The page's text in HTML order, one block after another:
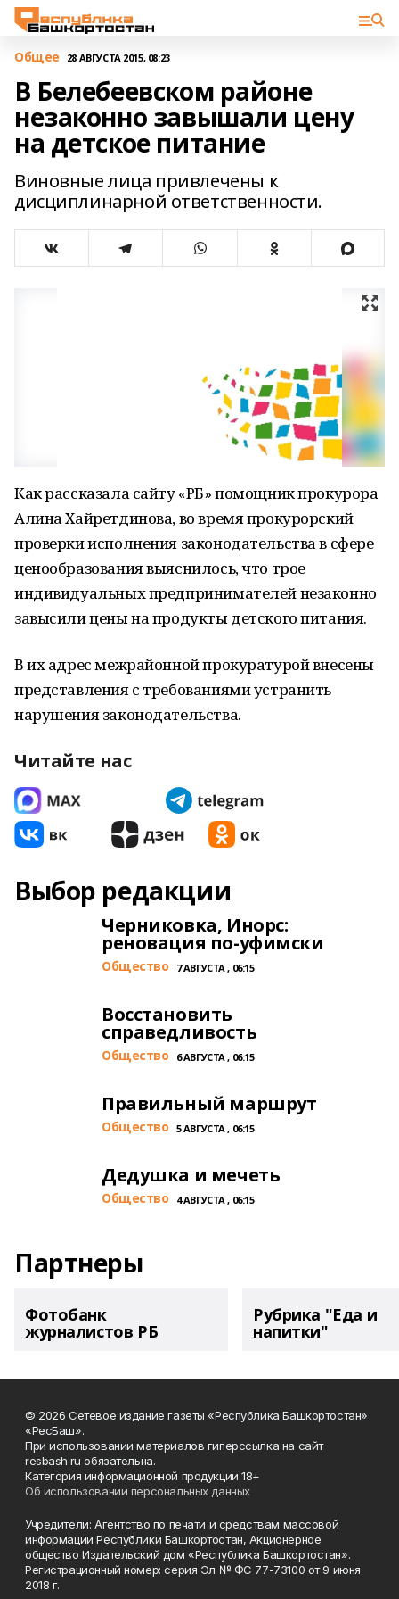
Общее 28 АВГУСТА 2015, 08:23
В Белебеевском районе
незаконно завышали цену
на детское питание
Виновные лица привлечены к
дисциплинарной ответственности.
Как рассказала сайту «РБ» помощник прокурора
Алина Хайретдинова, во время прокурорский
проверки исполнения законодательства в сфере
ценообразования выяснилось, что трое
индивидуальных предпринимателей незаконно
завысили цены на продукты детского питания.
В их адрес межрайонной прокуратурой внесены
представления с требованиями устранить
нарушения законодательства.
Читайте нас
Выбор редакции
Черниковка, Инорс:
реновация по-уфимски
Общество 7 АВГУСТА , 06:15
Восстановить
справедливость
Общество 6 АВГУСТА , 06:15
Правильный маршрут
Общество 5 АВГУСТА , 06:15
Дедушка и мечеть
Общество 4 АВГУСТА , 06:15
Партнеры
Фотобанк
журналистов РБ
Рубрика "Еда и
напитки"
© 2026 Сетевое издание газеты «Республика Башкортостан»
«РесБаш».
При использовании материалов гиперссылка на сайт
resbash.ru обязательна.
Категория информационной продукции 18+
Об использовании персональных данных
Учредители: Агентство по печати и средствам массовой
информации Республики Башкортостан, Акционерное
общество Издательский дом «Республика Башкортостан».
Регистрационный номер: серия Эл № ФС 77-73100 от 9 июня
2018 г.